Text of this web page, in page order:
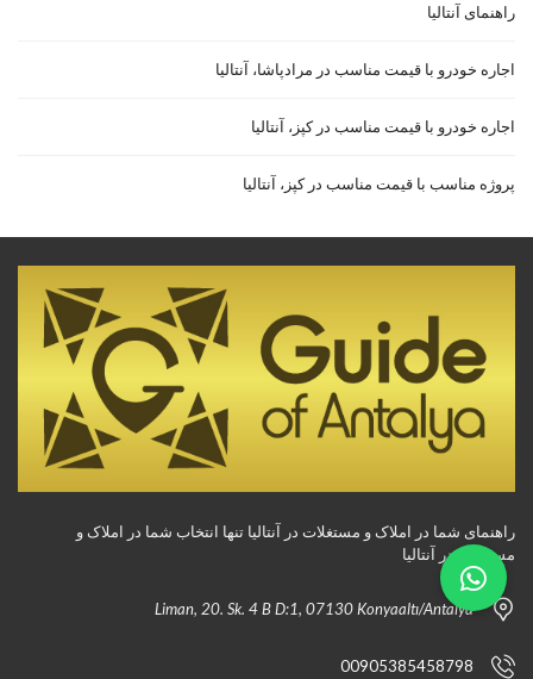
راهنمای آنتالیا
اجاره خودرو با قیمت مناسب در مرادپاشا، آنتالیا
اجاره خودرو با قیمت مناسب در کپز، آنتالیا
پروژه مناسب با قیمت مناسب در کپز، آنتالیا
راهنمای شما در املاک و مستغلات در آنتالیا تنها انتخاب شما در املاک و
مستغلات در آنتالیا
Liman, 20. Sk. 4 B D:1, 07130 Konyaaltı/Antalya
00905385458798